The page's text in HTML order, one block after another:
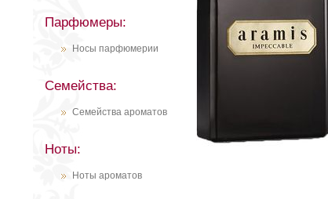
Парфюмеры:
Носы парфюмерии
Семейства:
Семейства ароматов
Ноты:
Ноты ароматов